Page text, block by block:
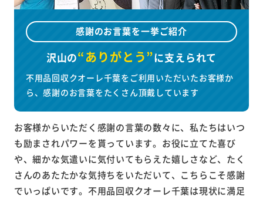
感謝のお言葉を一挙ご紹介
沢山の“ありがとう”に支えられて
不用品回収クオーレ千葉をご利用いただいたお客様か
ら、感謝のお言葉をたくさん頂戴しています
お客様からいただく感謝の言葉の数々に、私たちはいつ
も励まされパワーを貰っています。お役に立てた喜び
や、細かな気遣いに気付いてもらえた嬉しさなど、たく
さんのあたたかな気持ちをいただいて、こちらこそ感謝
でいっぱいです。不用品回収クオーレ千葉は現状に満足